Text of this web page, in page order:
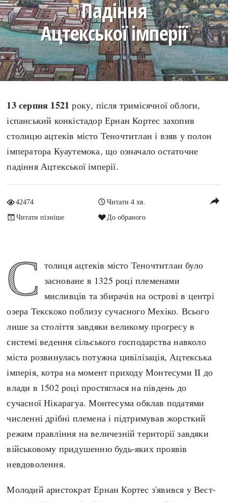
search
СЬОГОДНІ
ПРАВИЛА ЖИТТЯ
ПОДКАСТИ
КАРТИ
НОТА БЕНЕ
ФОТОІСТОРІЇ
ІНФОГРАФІКА
Рубрики
Катастрофи
Кримінал
Культура і мистецтво
Людина і суспільство
Наука, освіта і техніка
Особистості
Подорожі і відкриття
Політика
Релігія
Розваги і дозвілля
Спорт
Чудеса світу
Україна
Україна радянська
Україна незалежна
ЗНО
Регіони
Азія
Хронологія
Античні часи
Темні віки
Високе Середньовіччя
Пізнє Середньовіччя
Нова історія
Новітня історія
Наш час
Популярні статті
Падіння
Ацтекської імперії
13 серпня 1521 року, після тримісячної облоги,
іспанський конкістадор Ернан Кортес захопив
столицю ацтеків місто Теночтитлан і взяв у полон
імператора Куаутемока, що означало остаточне
падіння Ацтекської імперії.
42474
Читати 4 хв.
Читати пізніше
До обраного
reply
С толиця ацтеків місто Теночтитлан було
засноване в 1325 році племенами
мисливців та збирачів на острові в центрі
озера Текскоко поблизу сучасного Мехіко. Всього
лише за століття завдяки великому прогресу в
системі ведення сільського господарства навколо
міста розвинулась потужна цивілізація, Ацтекська
імперія, котра на момент приходу Монтесуми II до
влади в 1502 році простяглася на південь до
сучасної Нікарагуа. Монтесума обклав податями
численні дрібні племена і підтримував жорсткий
режим правління на величезній території завдяки
військовому придушенню будь-яких проявів
невдоволення.
Молодий аристократ Ернан Кортес з'явився у Вест-